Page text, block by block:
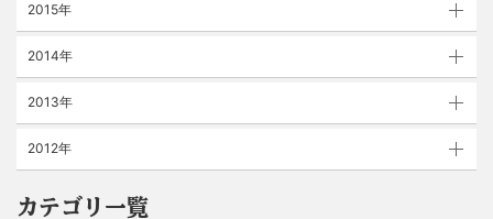
2015年
2014年
2013年
2012年
カテゴリ一覧